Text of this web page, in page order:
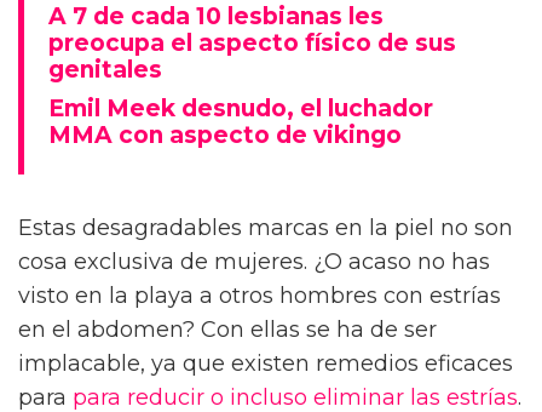
A 7 de cada 10 lesbianas les
preocupa el aspecto físico de sus
genitales
Emil Meek desnudo, el luchador
MMA con aspecto de vikingo
Estas desagradables marcas en la piel no son
cosa exclusiva de mujeres. ¿O acaso no has
visto en la playa a otros hombres con estrías
en el abdomen? Con ellas se ha de ser
implacable, ya que existen remedios eficaces
para para reducir o incluso eliminar las estrías.